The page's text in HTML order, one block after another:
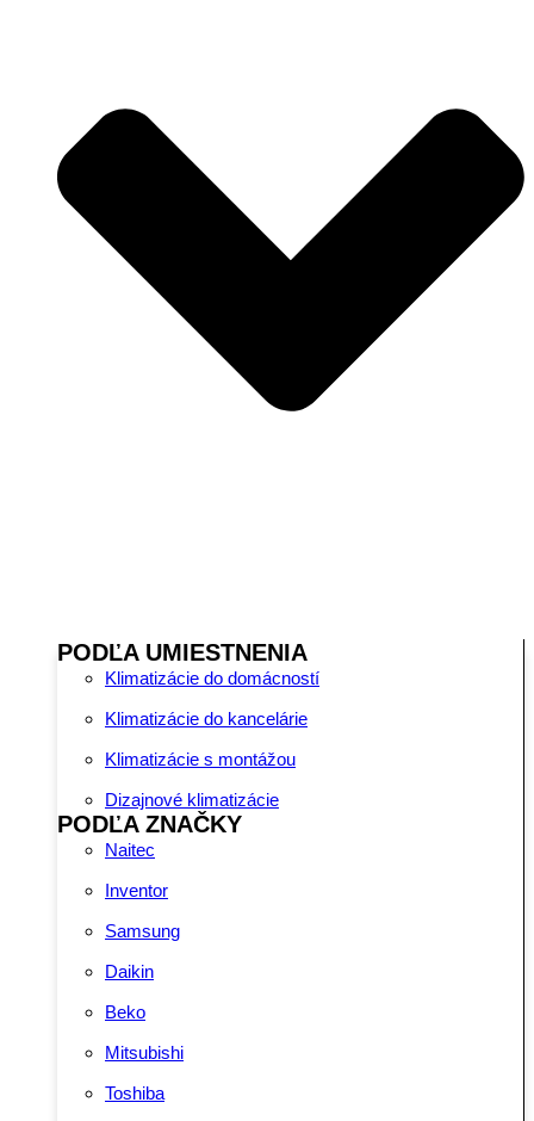
PODĽA UMIESTNENIA
Klimatizácie do domácností
Klimatizácie do kancelárie
Klimatizácie s montážou
Dizajnové klimatizácie
PODĽA ZNAČKY
Naitec
Inventor
Samsung
Daikin
Beko
Mitsubishi
Toshiba